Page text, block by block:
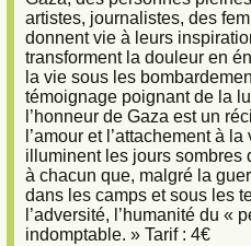
artistes, journalistes, des
donnent vie à leurs
transforment la douleur en
la vie sous les
témoignage poignant de la
l’honneur de Gaza est un
l’amour et l’attachement à
illuminent les jours sombres
à chacun que, malgré la
dans les camps et sous les
l’adversité, l’humanité du «
indomptable. » Tarif : 4€